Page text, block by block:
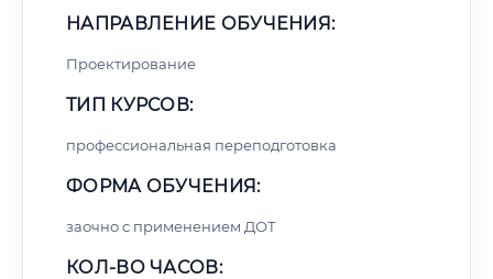
НАПРАВЛЕНИЕ ОБУЧЕНИЯ:
Проектирование
ТИП КУРСОВ:
профессиональная переподготовка
ФОРМА ОБУЧЕНИЯ:
заочно с применением ДОТ
КОЛ-ВО ЧАСОВ: